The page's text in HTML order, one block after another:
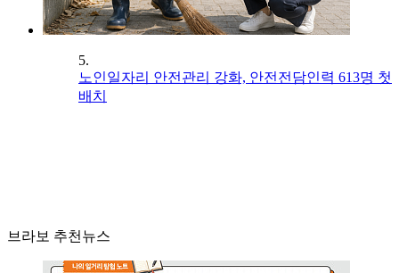
5.
노인일자리 안전관리 강화, 안전전담인력 613명 첫
배치
브라보 추천뉴스